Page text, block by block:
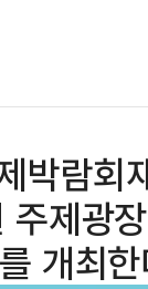
박람
제광
개최